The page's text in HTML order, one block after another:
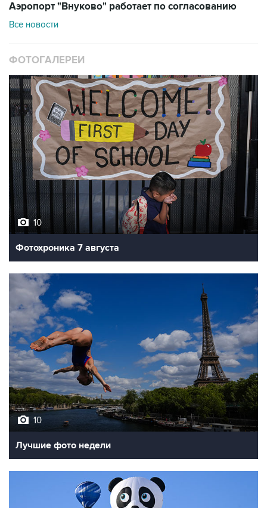
Аэропорт "Внуково" работает по согласованию
Все новости
ФОТОГАЛЕРЕИ
10
Фотохроника 7 августа
10
Лучшие фото недели